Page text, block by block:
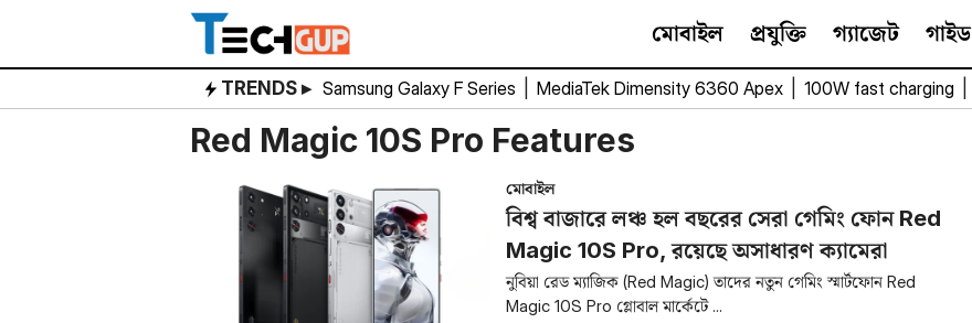
content
মোবাইল প্রযুক্তি গ্যাজেট গাইড
TRENDS ▸ Samsung Galaxy F Series MediaTek Dimensity 6360 Apex 100W fast charging
Red Magic 10S Pro Features
মোবাইল
বিশ্ব বাজারে লঞ্চ হল বছরের সেরা গেমিং ফোন Red
Magic 10S Pro, রয়েছে অসাধারণ ক্যামেরা
নুবিয়া রেড ম্যাজিক (Red Magic) তাদের নতুন গেমিং স্মার্টফোন Red
Magic 10S Pro গ্লোবাল মার্কেটে ...